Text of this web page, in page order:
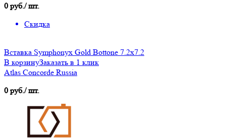
0 руб./ шт.
Скидка
Вставка Symphonyx Gold Bottone 7.2x7.2
В корзинуЗаказать в 1 клик
Atlas Concorde Russia
0 руб./ шт.